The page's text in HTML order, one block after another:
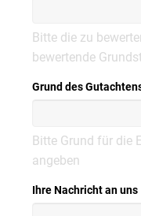
Bitte die zu
bewertende
Grund des
Bitte Grund für die
angeben
Ihre Nachricht an uns